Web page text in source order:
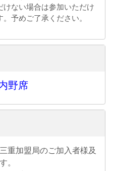
けない場合は参加いただけ
予めご了承ください。
野席
重加盟局のご加入者様及
。